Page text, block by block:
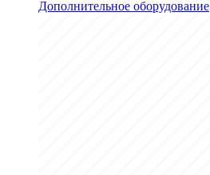
Дополнительное оборудование